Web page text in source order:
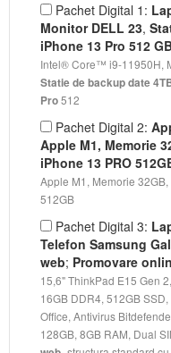
Pachet Digital 1:
Monitor DELL 23,
iPhone 13 Pro 512
Intel® Core™ i9-11950H,
Statie de backup date
Pro512
Pachet Digital 2:
Apple M1, Memorie
iPhone 13 PRO
Apple M1, Memorie
512GB
Pachet Digital 3:
Telefon Samsung
web; Promovare
15,6" ThinkPad E15 Gen
16GB DDR4, 512GB
Office, Antivirus
128GB, 8GB RAM, Dual